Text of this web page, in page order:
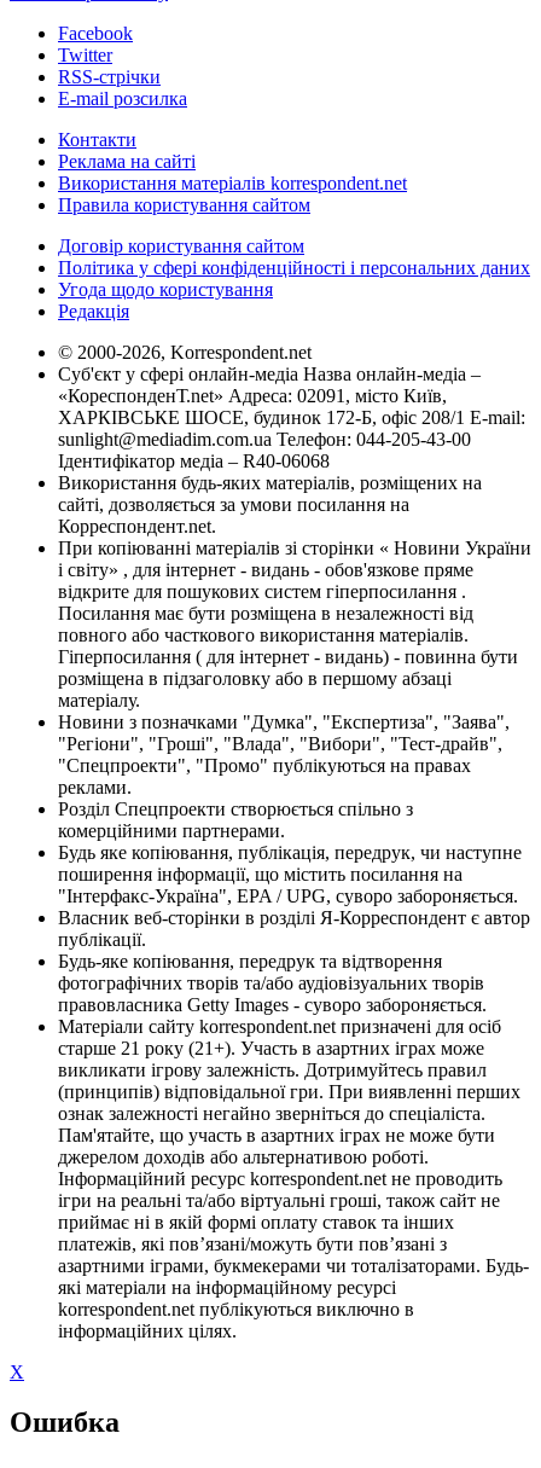
Facebook
Twitter
RSS-стрічки
E-mail розсилка
Контакти
Реклама на сайті
Використання матеріалів korrespondent.net
Правила користування сайтом
Договір користування сайтом
Політика у сфері конфіденційності і персональних даних
Угода щодо користування
Редакція
© 2000-2026, Korrespondent.net
Суб'єкт у сфері онлайн-медіа Назва онлайн-медіа –
«КореспонденТ.net» Адреса: 02091, місто Київ,
ХАРКІВСЬКЕ ШОСЕ, будинок 172-Б, офіс 208/1 E-mail:
sunlight@mediadim.com.ua Телефон: 044-205-43-00
Ідентифікатор медіа – R40-06068
Використання будь-яких матеріалів, розміщених на
сайті, дозволяється за умови посилання на
Корреспондент.net.
При копіюванні матеріалів зі сторінки « Новини України
і світу» , для інтернет - видань - обов'язкове пряме
відкрите для пошукових систем гіперпосилання .
Посилання має бути розміщена в незалежності від
повного або часткового використання матеріалів.
Гіперпосилання ( для інтернет - видань) - повинна бути
розміщена в підзаголовку або в першому абзаці
матеріалу.
Новини з позначками "Думка", "Експертиза", "Заява",
"Регіони", "Гроші", "Влада", "Вибори", "Тест-драйв",
"Спецпроекти", "Промо" публікуються на правах
реклами.
Розділ Спецпроекти створюється спільно з
комерційними партнерами.
Будь яке копіювання, публікація, передрук, чи наступне
поширення інформації, що містить посилання на
"Інтерфакс-Україна", EPA / UPG, суворо забороняється.
Власник веб-сторінки в розділі Я-Корреспондент є автор
публікації.
Будь-яке копіювання, передрук та відтворення
фотографічних творів та/або аудіовізуальних творів
правовласника Getty Images - суворо забороняється.
Матеріали сайту korrespondent.net призначені для осіб
старше 21 року (21+). Участь в азартних іграх може
викликати ігрову залежність. Дотримуйтесь правил
(принципів) відповідальної гри. При виявленні перших
ознак залежності негайно зверніться до спеціаліста.
Пам'ятайте, що участь в азартних іграх не може бути
джерелом доходів або альтернативою роботі.
Інформаційний ресурс korrespondent.net не проводить
ігри на реальні та/або віртуальні гроші, також сайт не
приймає ні в якій формі оплату ставок та інших
платежів, які пов’язані/можуть бути пов’язані з
азартними іграми, букмекерами чи тоталізаторами. Будь-
які матеріали на інформаційному ресурсі
korrespondent.net публікуються виключно в
інформаційних цілях.
X
Ошибка